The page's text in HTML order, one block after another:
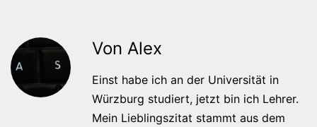
Von Alex
Einst habe ich an der Universität in
Würzburg studiert, jetzt bin ich Lehrer.
Mein Lieblingszitat stammt aus dem